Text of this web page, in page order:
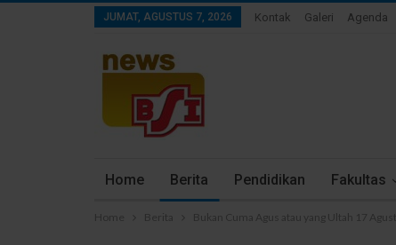
JUMAT, AGUSTUS 7, 2026 Kontak Galeri Agenda
Home Berita Pendidikan Fakultas
Home Berita Bukan Cuma Agus atau yang Ultah 17